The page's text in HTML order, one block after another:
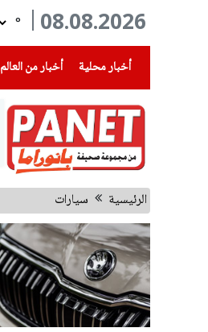
08.08.2026
°
أخبار محلية
(current) أخبار من العالم
الرئيسية سيارات